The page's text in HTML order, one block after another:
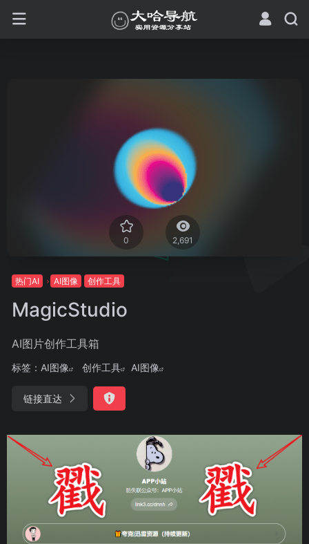
0 2,691
热门AI AI图像 创作工具
MagicStudio
AI图片创作工具箱
标签： AI图像 创作工具 AI图像
链接直达